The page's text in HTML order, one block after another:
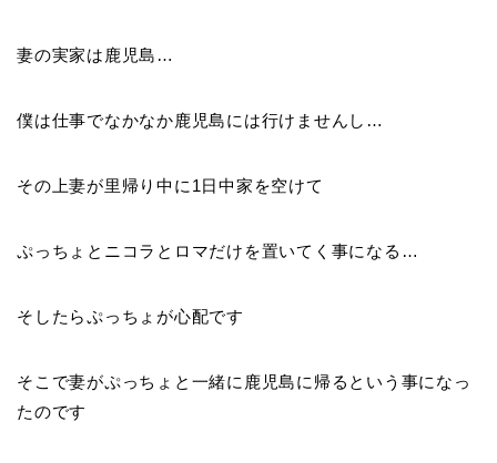
妻の実家は鹿児島…
僕は仕事でなかなか鹿児島には行けませんし…
その上妻が里帰り中に1日中家を空けて
ぷっちょとニコラとロマだけを置いてく事になる…
そしたらぷっちょが心配です
そこで妻がぷっちょと一緒に鹿児島に帰るという事になっ
たのです